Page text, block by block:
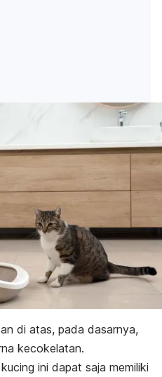
di atas, pada dasarnya,
kecokelatan.
ini dapat saja memiliki